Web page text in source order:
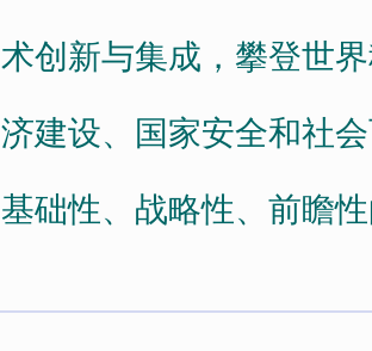
术创新与集成，攀登世
济建设、国家安全和社
基础性、战略性、前瞻